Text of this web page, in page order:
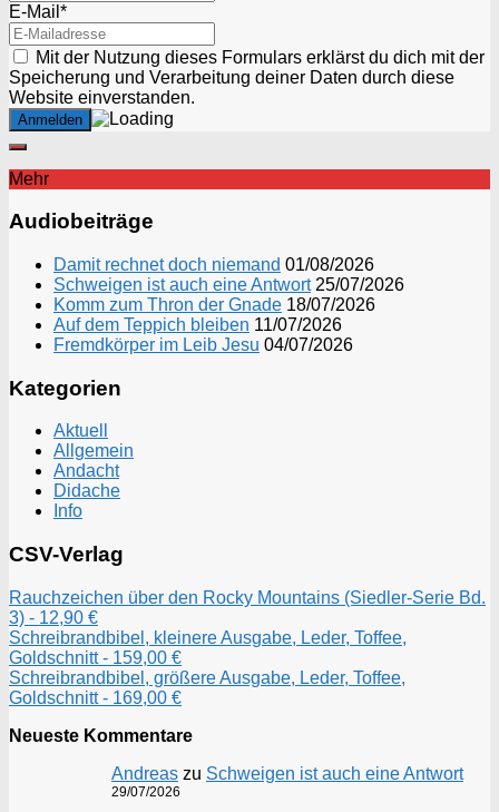
E-Mail*
Mit der Nutzung dieses Formulars erklärst du dich mit der
Speicherung und Verarbeitung deiner Daten durch diese
Website einverstanden.
Mehr
Audiobeiträge
Damit rechnet doch niemand 01/08/2026
Schweigen ist auch eine Antwort 25/07/2026
Komm zum Thron der Gnade 18/07/2026
Auf dem Teppich bleiben 11/07/2026
Fremdkörper im Leib Jesu 04/07/2026
Kategorien
Aktuell
Allgemein
Andacht
Didache
Info
CSV-Verlag
Rauchzeichen über den Rocky Mountains (Siedler-Serie Bd.
3) - 12,90 €
Schreibrandbibel, kleinere Ausgabe, Leder, Toffee,
Goldschnitt - 159,00 €
Schreibrandbibel, größere Ausgabe, Leder, Toffee,
Goldschnitt - 169,00 €
Neueste Kommentare
Andreas zu Schweigen ist auch eine Antwort
29/07/2026